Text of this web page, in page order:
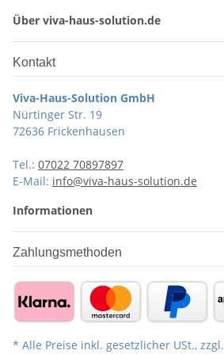
Über viva-haus-solution.de
Kontakt
Viva-Haus-Solution GmbH
Nürtinger Str. 19
72636 Frickenhausen
Tel.: 07022 70897897
E-Mail: info@viva-haus-solution.de
Informationen
Zahlungsmethoden
* Alle Preise inkl. gesetzlicher USt., zzgl.